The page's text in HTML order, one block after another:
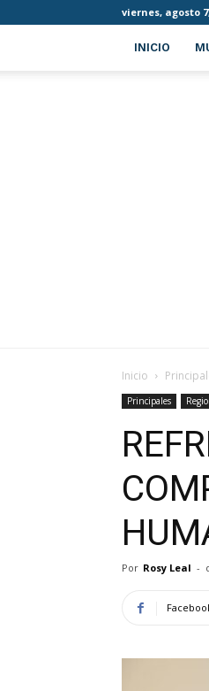
viernes, agosto
INICIO
Inicio
Principales
Por Rosy Leal -